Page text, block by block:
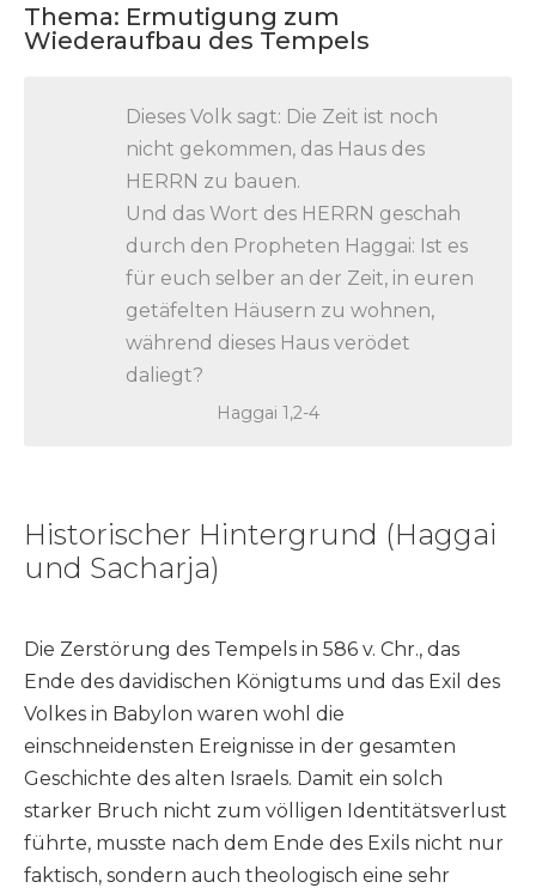
Thema: Ermutigung zum
Wiederaufbau des Tempels
Dieses Volk sagt: Die Zeit ist noch
nicht gekommen, das Haus des
HERRN zu bauen.
Und das Wort des HERRN geschah
durch den Propheten Haggai: Ist es
für euch selber an der Zeit, in euren
getäfelten Häusern zu wohnen,
während dieses Haus verödet
daliegt?
Haggai 1,2-4
Historischer Hintergrund (Haggai
und Sacharja)
Die Zerstörung des Tempels in 586 v. Chr., das
Ende des davidischen Königtums und das Exil des
Volkes in Babylon waren wohl die
einschneidensten Ereignisse in der gesamten
Geschichte des alten Israels. Damit ein solch
starker Bruch nicht zum völligen Identitätsverlust
führte, musste nach dem Ende des Exils nicht nur
faktisch, sondern auch theologisch eine sehr